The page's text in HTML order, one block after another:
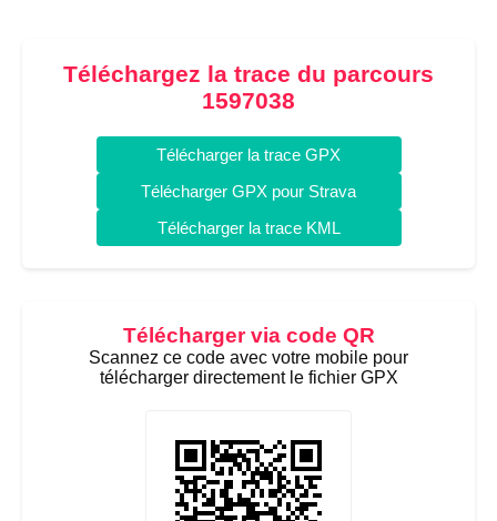
Téléchargez la trace du parcours
1597038
Télécharger la trace GPX
Télécharger GPX pour Strava
Télécharger la trace KML
Télécharger via code QR
Scannez ce code avec votre mobile pour
télécharger directement le fichier GPX